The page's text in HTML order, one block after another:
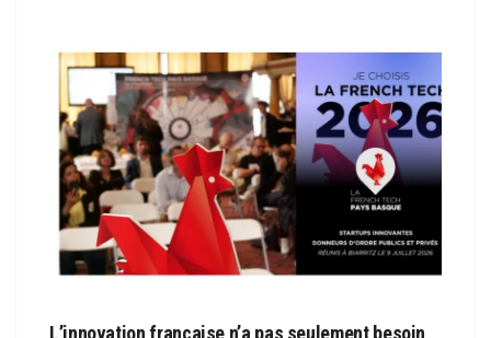
L’innovation française n’a pas seulement besoin